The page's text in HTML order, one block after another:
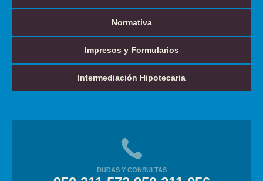
Normativa
Impresos y Formularios
Intermediación Hipotecaria
DUDAS Y CONSULTAS